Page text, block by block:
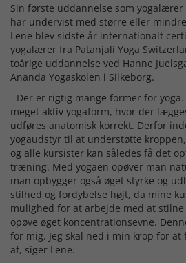
Sin første uddannelse som
har undervist med større eller
Lene blev sidste år internationalt
yogalærer fra Patanjali Yoga
toårige uddannelse ved Hanne
Ananda Yogaskolen i Silkeborg.
- Der er rigtig mange former for yoga.
meget aktiv yogaform, hvor der
udføres anatomisk korrekt. Derfor
yogaudstyr til at understøtte
og alle kursister kan således få det
træning. Med yogaen opøver man
man opbygger også øget styrke og
stilhed og fordybelse højt, da mine
mulighed for at arbejde med at
opøve øget koncentrationsevne.
for mig. Jeg skal ned i min krop for
af, siger Lene.